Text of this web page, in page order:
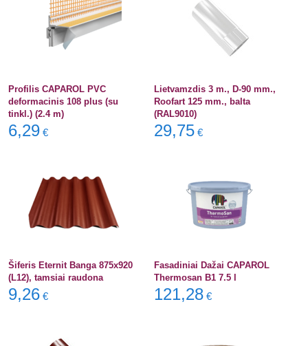
Profilis CAPAROL PVC
deformacinis 108 plus (su
tinkl.) (2.4 m)
6,29 €
Lietvamzdis 3 m., D-90 mm.,
Roofart 125 mm., balta
(RAL9010)
29,75 €
Šiferis Eternit Banga 875x920
(L12), tamsiai raudona
9,26 €
Fasadiniai Dažai CAPAROL
Thermosan B1 7.5 l
121,28 €